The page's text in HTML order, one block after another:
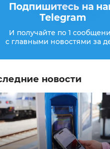
Подпишитесь на
Telegram
И получайте по 1
с главными новостями за
новости